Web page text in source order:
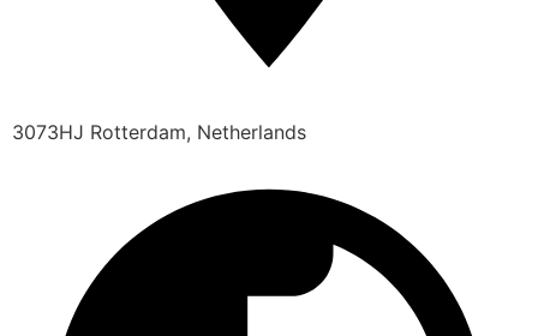
3073HJ Rotterdam, Netherlands